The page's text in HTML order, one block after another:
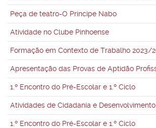
Peça de teatro-O Príncipe Nabo
Atividade no Clube Pinhoense
Formação em Contexto de Trabalho 2023/
Apresentação das Provas de Aptidão
1.º Encontro do Pré-Escolar e 1.º Ciclo
Atividades de Cidadania e
1.º Encontro do Pré-Escolar e 1.º Ciclo